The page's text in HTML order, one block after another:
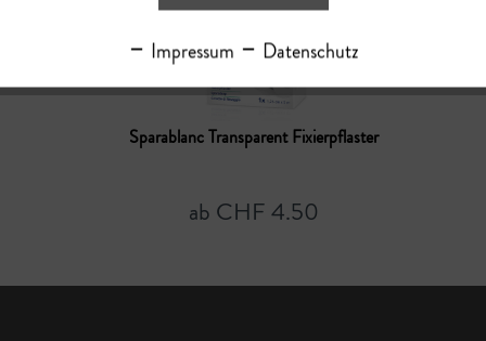
Sparablanc Transparent Fixierpflaster
ab CHF 4.50
Impressum Datenschutz